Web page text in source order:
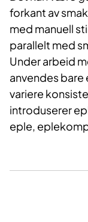
forkant av
med manuell
parallelt med
Under arbeid
anvendes bare
variere
introduserer
eple,